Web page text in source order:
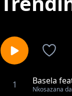
1 Basela
Nkosazana